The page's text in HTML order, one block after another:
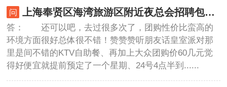
上海奉贤区海湾旅游区附近夜总会招聘包厢管家,(不抽台费)
答： 还可以吧，去过很多次了，团购性价比蛮高的
环境方面很好总体很不错！赞赞赞听朋友话皇室派对那
里是间不错的KTV自助餐、再加上大众团购价60几元觉
得好便宜就提前预定了一个星期、24号4点半到......